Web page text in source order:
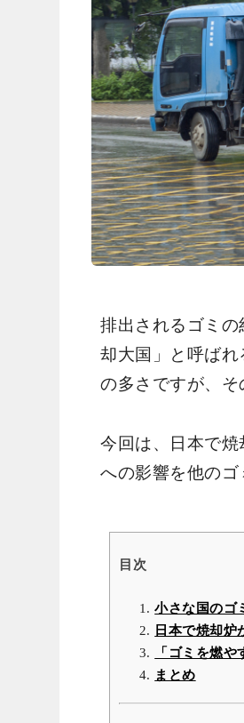
排出されるゴミ
却大国」と呼ば
の多さですが、そ
今回は、日本で
への影響を他のゴ
目次
小さな国のゴ
日本で焼却炉
「ゴミを燃
まとめ